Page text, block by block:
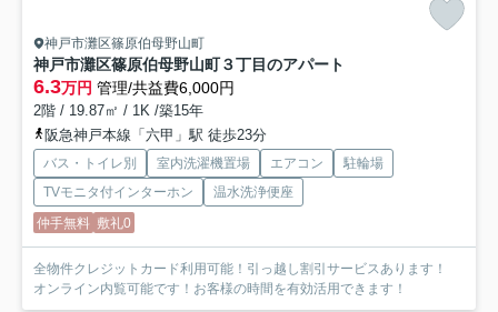
神戸市灘区篠原伯母野山町
神戸市灘区篠原伯母野山町３丁目のアパート
6.3万円 管理/共益費6,000円
2階 / 19.87㎡ / 1K /築15年
阪急神戸本線「六甲」駅 徒歩23分
バス・トイレ別 室内洗濯機置場 エアコン
駐輪場
TVモニタ付インターホン
温水洗浄便座
仲手無料 敷礼0
全物件クレジットカード利用可能！引っ越し割引サービスあります！
オンライン内覧可能です！お客様の時間を有効活用できます！